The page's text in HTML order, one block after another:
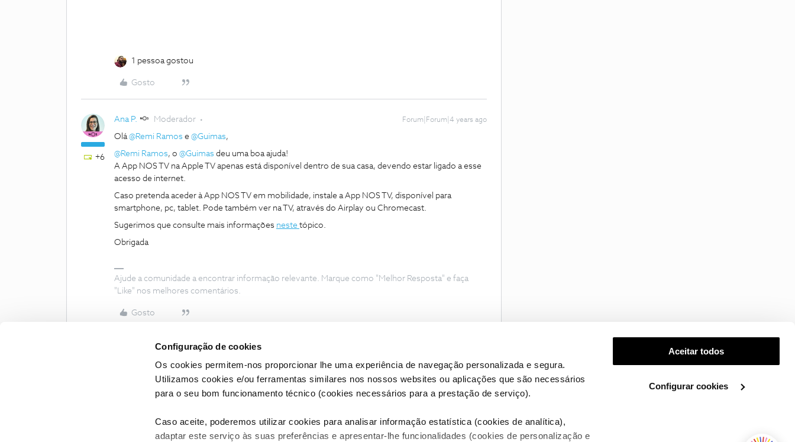
Configuração de cookies
Os cookies permitem-nos proporcionar lhe uma experiência de navegação personalizada e segura.
Utilizamos cookies e/ou ferramentas similares nos nossos websites ou aplicações que são necessários
para o seu bom funcionamento técnico (cookies necessários para a prestação de serviço).
Caso aceite, poderemos utilizar cookies para analisar informação estatística (cookies de analítica),
adaptar este serviço às suas preferências e apresentar-lhe funcionalidades (cookies de personalização e
Aceitar todos
Configurar cookies
1 pessoa gostou
Gosto
+6
Ana P. Moderador Forum|Forum|4 years ago
Olá@Remi Ramos e @Guimas,
@Remi Ramos, o @Guimas deu uma boa ajuda!
A App NOS TV na Apple TV apenas está disponível dentro de sua casa, devendo estar ligado a esse
acesso de internet.
Caso pretenda aceder à App NOS TV em mobilidade, instale a App NOS TV, disponível para
smartphone, pc, tablet. Pode também ver na TV, através do Airplay ou Chromecast.
Sugerimos que consulte mais informações neste tópico.
Obrigada
Ajude a comunidade a encontrar informação relevante. Marque como "Melhor Resposta" e faça
"Like" nos melhores comentários.
Gosto
Condições do Fórum NOS Accessibility statement